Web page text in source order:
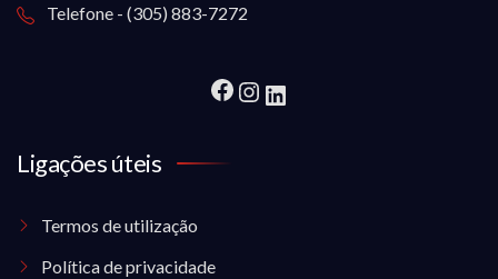
Telefone - (305) 883-7272
Ligações úteis
Termos de utilização
Política de privacidade